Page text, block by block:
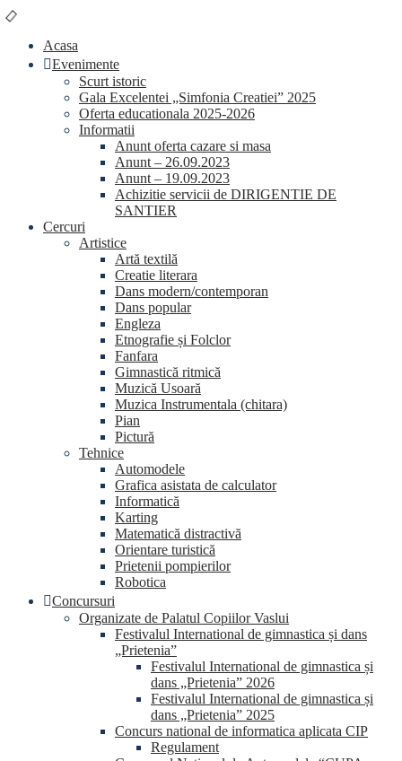
conținut
Skip
contentAcasa
Evenimente
Scurt istoric
Gala Excelentei „Simfonia Creatiei” 2025
Oferta educationala 2025-2026
Informatii
Anunt oferta cazare si masa
Anunt – 26.09.2023
Anunt – 19.09.2023
Achizitie servicii de DIRIGENTIE DE
SANTIER
Cercuri
Artistice
Artă textilă
Creatie literara
Dans modern/contemporan
Dans popular
Engleza
Etnografie și Folclor
Fanfara
Gimnastică ritmică
Muzică Usoară
Muzica Instrumentala (chitara)
Pian
Pictură
Tehnice
Automodele
Grafica asistata de calculator
Informatică
Karting
Matematică distractivă
Orientare turistică
Prietenii pompierilor
Robotica
Concursuri
Organizate de Palatul Copiilor Vaslui
Festivalul International de gimnastica și dans
„Prietenia”
Festivalul International de gimnastica și
dans „Prietenia” 2026
Festivalul International de gimnastica și
dans „Prietenia” 2025
Concurs national de informatica aplicata CIP
Regulament